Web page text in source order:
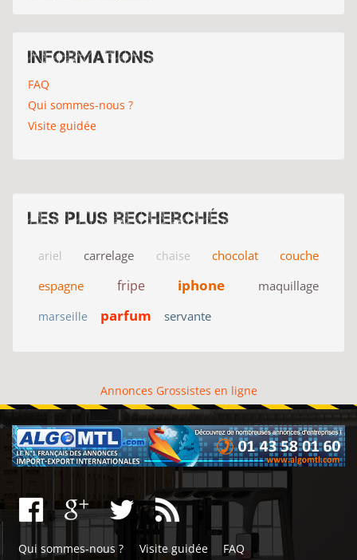
Informations
FAQ
Qui sommes-nous ?
Visite guidée
Les plus recherchés
ariel carrelage chaise chocolat
couche
espagne
fripe iphone maquillage
marseille parfum servante
Annonces Grossistes en ligne
Qui sommes-nous ? Visite guidée FAQ